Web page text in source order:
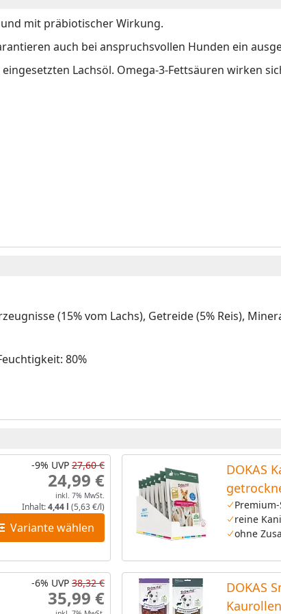
mit präbiotischer Wirkung.
auch bei anspruchsvollen Hunden ein
eingesetzten Lachsöl. Omega-3-Fettsäuren wirken
(15% vom Lachs), Getreide (5% Reis),
80%
Variante wählen
-9% UVP 27,60 €
24,99 €
inkl. 7% MwSt.
Inhalt:4,44 l (5,63 €/l)
DOKAS
reine
ohne
-6% UVP 38,32 €
35,99 €
DOKAS